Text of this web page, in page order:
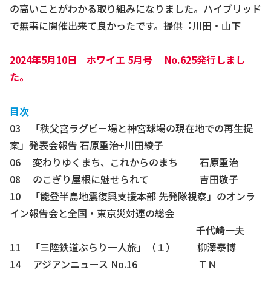
の高いことがわかる取り組みになりました。ハイブリッド
で無事に開催出来て良かったです。提供︓川⽥・⼭下
2024年5月10日 ホワイエ 5月号 No.625発行しまし
た。
目次
03 「秩⽗宮ラグビー場と神宮球場の現在地での再⽣提
案」発表会報告 ⽯原重治+川⽥綾⼦
06 変わりゆくまち、これからのまち ⽯原重治
08 のこぎり屋根に魅せられて 吉⽥敬⼦
10 「能登半島地震復興⽀援本部 先発隊視察」のオンラ
イン報告会と全国・東京災対連の総会
千代崎⼀夫
11 「三陸鉄道ぶらり⼀⼈旅」（１） 柳澤泰博
14 アジアンニュース No.16 ＴＮ